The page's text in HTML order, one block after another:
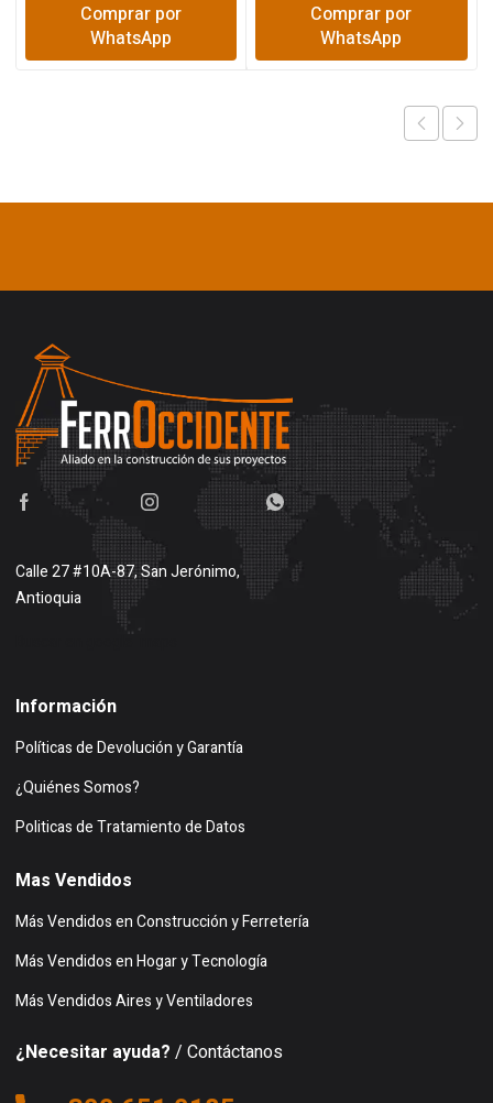
Comprar por
WhatsApp
Comprar por
WhatsApp
Calle 27 #10A-87, San Jerónimo,
Antioquia
Información
Políticas de Devolución y Garantía
¿Quiénes Somos?
Politicas de Tratamiento de Datos
Mas Vendidos
Más Vendidos en Construcción y Ferretería
Más Vendidos en Hogar y Tecnología
Más Vendidos Aires y Ventiladores
¿Necesitar ayuda? / Contáctanos